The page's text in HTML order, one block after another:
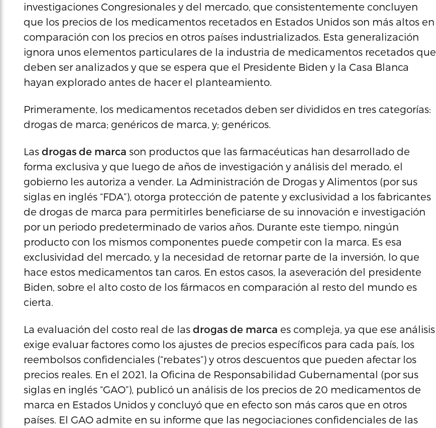
investigaciones Congresionales y del mercado, que consistentemente concluyen
que los precios de los medicamentos recetados en Estados Unidos son más altos en
comparación con los precios en otros países industrializados. Esta generalización
ignora unos elementos particulares de la industria de medicamentos recetados que
deben ser analizados y que se espera que el Presidente Biden y la Casa Blanca
hayan explorado antes de hacer el planteamiento.
Primeramente, los medicamentos recetados deben ser divididos en tres categorías:
drogas de marca; genéricos de marca, y; genéricos.
Las drogas de marca son productos que las farmacéuticas han desarrollado de
forma exclusiva y que luego de años de investigación y análisis del merado, el
gobierno les autoriza a vender. La Administración de Drogas y Alimentos (por sus
siglas en inglés “FDA”), otorga protección de patente y exclusividad a los fabricantes
de drogas de marca para permitirles beneficiarse de su innovación e investigación
por un periodo predeterminado de varios años. Durante este tiempo, ningún
producto con los mismos componentes puede competir con la marca. Es esa
exclusividad del mercado, y la necesidad de retornar parte de la inversión, lo que
hace estos medicamentos tan caros. En estos casos, la aseveración del presidente
Biden, sobre el alto costo de los fármacos en comparación al resto del mundo es
cierta.
La evaluación del costo real de las drogas de marca es compleja, ya que ese análisis
exige evaluar factores como los ajustes de precios específicos para cada país, los
reembolsos confidenciales (“rebates”) y otros descuentos que pueden afectar los
precios reales. En el 2021, la Oficina de Responsabilidad Gubernamental (por sus
siglas en inglés “GAO”), publicó un análisis de los precios de 20 medicamentos de
marca en Estados Unidos y concluyó que en efecto son más caros que en otros
países. El GAO admite en su informe que las negociaciones confidenciales de las